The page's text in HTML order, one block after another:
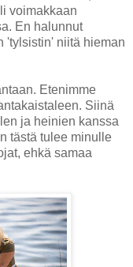
voimakkaan
En halunnut
'tylsistin' niitä hieman
Etenimme
Siinä
ja heinien kanssa
tästä tulee minulle
ehkä samaa